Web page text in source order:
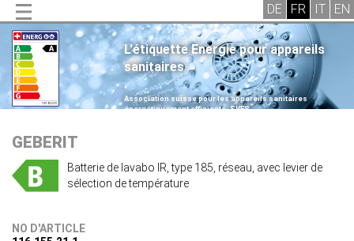
L'étiquette Energie pour appareils
sanitaires
.
Association suisse pour les appareils sanitaires
énergétiquement efficients, SVES
GEBERIT
Batterie de lavabo IR, type 185, réseau, avec levier de
sélection de température
NO D'ARTICLE